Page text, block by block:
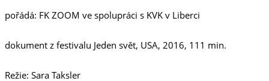
pořádá: FK ZOOM ve spolupráci s KVK v Liberci
dokument z festivalu Jeden svět, USA, 2016, 111 min.
Režie: Sara Taksler